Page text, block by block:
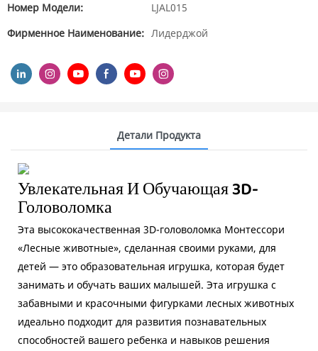
Номер Модели:
LJAL015
Фирменное Наименование: Лидерджой
Детали Продукта
Увлекательная И Обучающая 3D-
Головоломка
Эта высококачественная 3D-головоломка Монтессори
«Лесные животные», сделанная своими руками, для
детей — это образовательная игрушка, которая будет
занимать и обучать ваших малышей. Эта игрушка с
забавными и красочными фигурками лесных животных
идеально подходит для развития познавательных
способностей вашего ребенка и навыков решения